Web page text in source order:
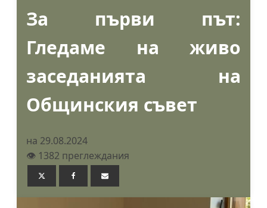
За първи път:
Гледаме на живо
заседанията на
Общинския съвет
на 29.08.2024
👁️ 1382 преглеждания